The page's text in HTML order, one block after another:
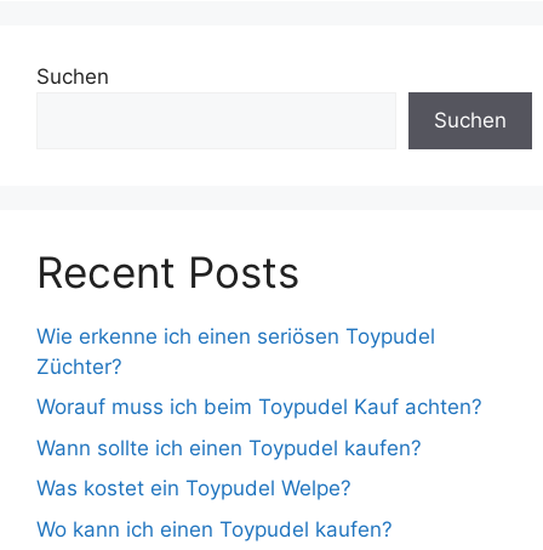
Suchen
Suchen
Recent Posts
Wie erkenne ich einen seriösen Toypudel
Züchter?
Worauf muss ich beim Toypudel Kauf achten?
Wann sollte ich einen Toypudel kaufen?
Was kostet ein Toypudel Welpe?
Wo kann ich einen Toypudel kaufen?